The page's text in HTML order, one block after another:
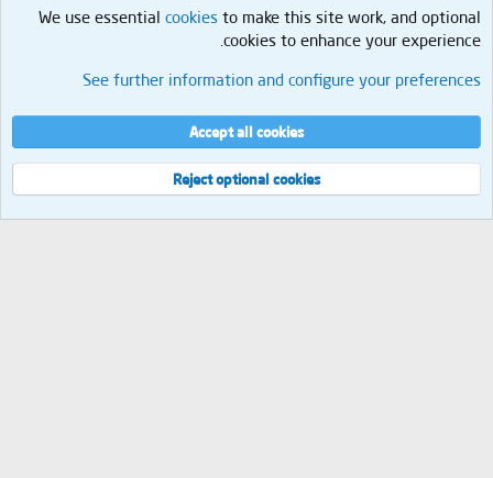
صحة
Cookies
العربية
إتصل بنا
الشروط والقوانين سياسة الخصوصية مساعدة الرئيسية
R
S
مجموع الإستعلامات 9 إجمالي الوقت
2.13MB
We use essential cookies to make this site work, and optional
cookies to enhance your experience.
See further information and configure your preferences
Accept all cookies
Reject optional cookies